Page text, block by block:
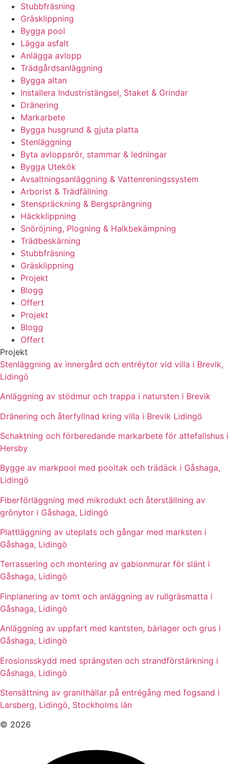
Stubbfräsning
Gräsklippning
Bygga pool
Lägga asfalt
Anlägga avlopp
Trädgårdsanläggning
Bygga altan
Installera Industristängsel, Staket & Grindar
Dränering
Markarbete
Bygga husgrund & gjuta platta
Stenläggning
Byta avloppsrör, stammar & ledningar
Bygga Utekök
Avsaltningsanläggning & Vattenreningssystem
Arborist & Trädfällning
Stenspräckning & Bergsprängning
Häckklippning
Snöröjning, Plogning & Halkbekämpning
Trädbeskärning
Stubbfräsning
Gräsklippning
Projekt
Blogg
Offert
Projekt
Blogg
Offert
Projekt
Stenläggning av innergård och entréytor vid villa i Brevik,
Lidingö
Anläggning av stödmur och trappa i natursten i Brevik
Dränering och återfyllnad kring villa i Brevik Lidingö
Schaktning och förberedande markarbete för attefallshus i
Hersby
Bygge av markpool med pooltak och trädäck i Gåshaga,
Lidingö
Fiberförläggning med mikrodukt och återställning av
grönytor i Gåshaga, Lidingö
Plattläggning av uteplats och gångar med marksten i
Gåshaga, Lidingö
Terrassering och montering av gabionmurar för slänt i
Gåshaga, Lidingö
Finplanering av tomt och anläggning av rullgräsmatta i
Gåshaga, Lidingö
Anläggning av uppfart med kantsten, bärlager och grus i
Gåshaga, Lidingö
Erosionsskydd med sprängsten och strandförstärkning i
Gåshaga, Lidingö
Stensättning av granithällar på entrégång med fogsand i
Larsberg, Lidingö, Stockholms län
© 2026